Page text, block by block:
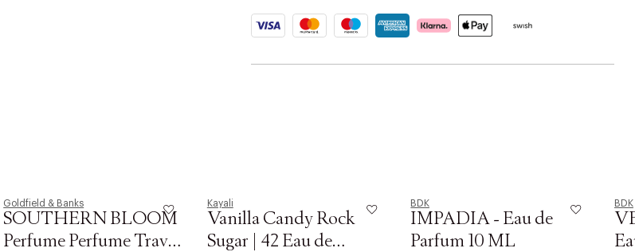
Goldfield & Banks
SOUTHERN BLOOM
Perfume Perfume Travel
Kayali
Vanilla Candy Rock
Sugar | 42 Eau de
BDK
IMPADIA - Eau de
Parfum 10 ML
BDK